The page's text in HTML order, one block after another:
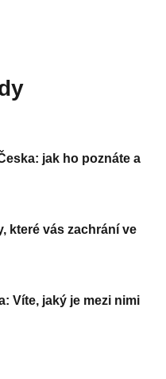
jak ho poznáte a
které vás zachrání ve
Víte, jaký je mezi nimi